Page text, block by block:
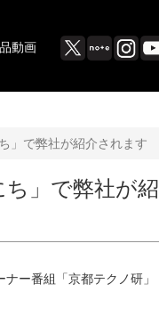
動画
」で弊社が紹介されます
」で弊社が紹
ー番組「京都テクノ研」